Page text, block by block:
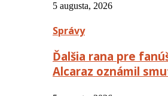
5 augusta, 2026
Správy
Ďalšia rana pre
Alcaraz oznámil